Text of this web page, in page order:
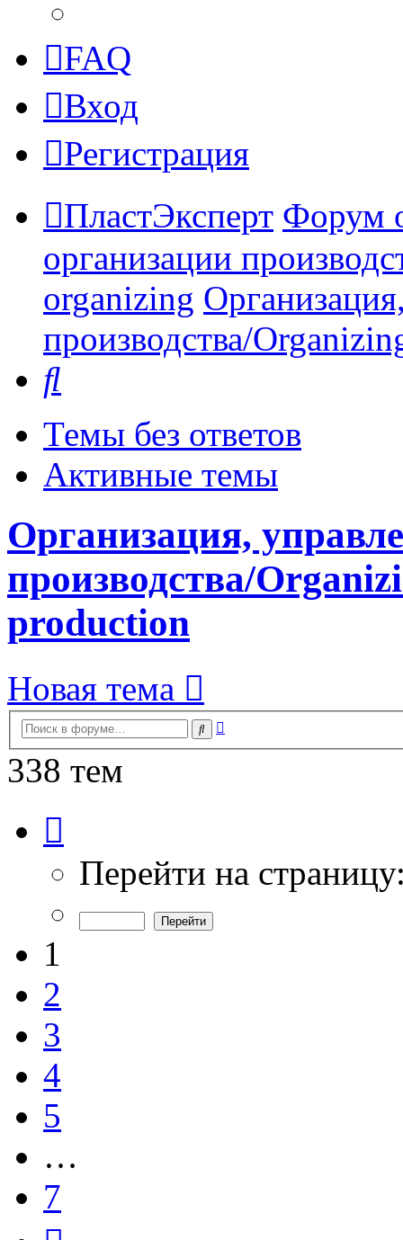
FAQ
Вход
Регистрация
ПластЭксперт Форум
организации
organizing
производства/
Темы без ответов
Активные темы
Организация,
производства/
production
Новая тема
Поиск
338 тем
из
Перейти на
1
2
3
4
5
…
7